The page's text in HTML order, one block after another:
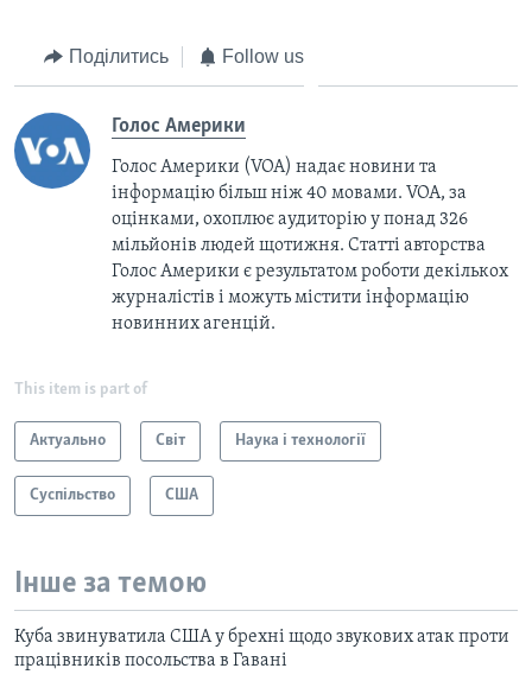
Поділитись Follow us
Голос Америки
Голос Америки (VOA) надає новини та
інформацію більш ніж 40 мовами. VOA, за
оцінками, охоплює аудиторію у понад 326
мільйонів людей щотижня. Статті авторства
Голос Америки є результатом роботи декількох
журналістів і можуть містити інформацію
новинних агенцій.
This item is part of
Актуально Світ Наука і технології
Суспільство США
Інше за темою
Куба звинуватила США у брехні щодо звукових атак проти
працівників посольства в Гавані